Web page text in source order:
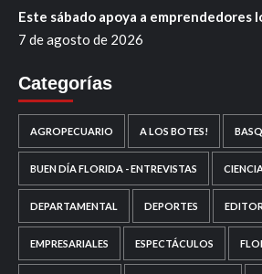
Este sábado apoya a emprendedores
7 de agosto de 2026
Categorías
AGROPECUARIO A LOS BOTES!
BUEN DÍA FLORIDA - ENTREVISTAS
DEPARTAMENTAL DEPORTES
EMPRESARIALES ESPECTÁCULOS